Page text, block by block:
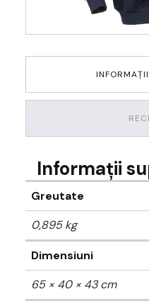
Informații
Greutate
0,895 kg
Dimensiuni
65 × 40 × 43 cm